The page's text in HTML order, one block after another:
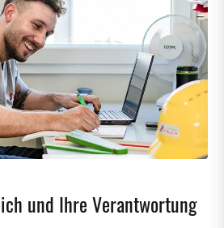
und Ihre Verantwortung